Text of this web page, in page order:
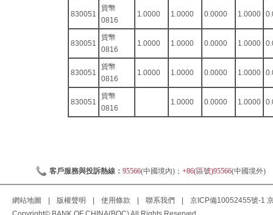
830051
貨幣
0816
1.0000 1.0000 0.0000 1.0000
830051
貨幣
0816
1.0000 1.0000 0.0000 1.0000
830051
貨幣
0816
1.0000 1.0000 0.0000 1.0000
830051
貨幣
0816
1.0000 0.0000 1.0000
客戶服務與投訴熱線： 95566(中國境內)； +86(區號)95566(中國境外)
網站地圖 版權聲明 使用條款 聯系我們 京ICP備10052455號-1